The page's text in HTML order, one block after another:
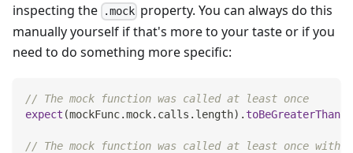
inspecting the
.mock property. You can always do this
manually yourself if that's more to your taste or if you
need to do something more specific:
// The mock function was called at least once
expect (mockFunc.mock. calls . length) . toBeGreaterThan
// The mock function was called at least once with